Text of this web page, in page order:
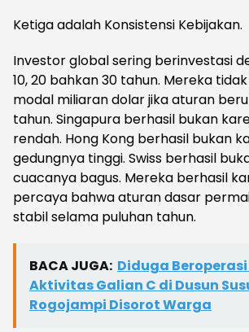
Ketiga adalah Konsistensi Kebijakan.
Investor global sering berinvestasi
10, 20 bahkan 30 tahun. Mereka
modal miliaran dolar jika aturan
tahun. Singapura berhasil bukan
rendah. Hong Kong berhasil bukan
gedungnya tinggi. Swiss berhasil
cuacanya bagus. Mereka berhasil
percaya bahwa aturan dasar
stabil selama puluhan tahun.
BACA JUGA: Diduga
Aktivitas Galian C di Dusun
Rogojampi Disorot Warga